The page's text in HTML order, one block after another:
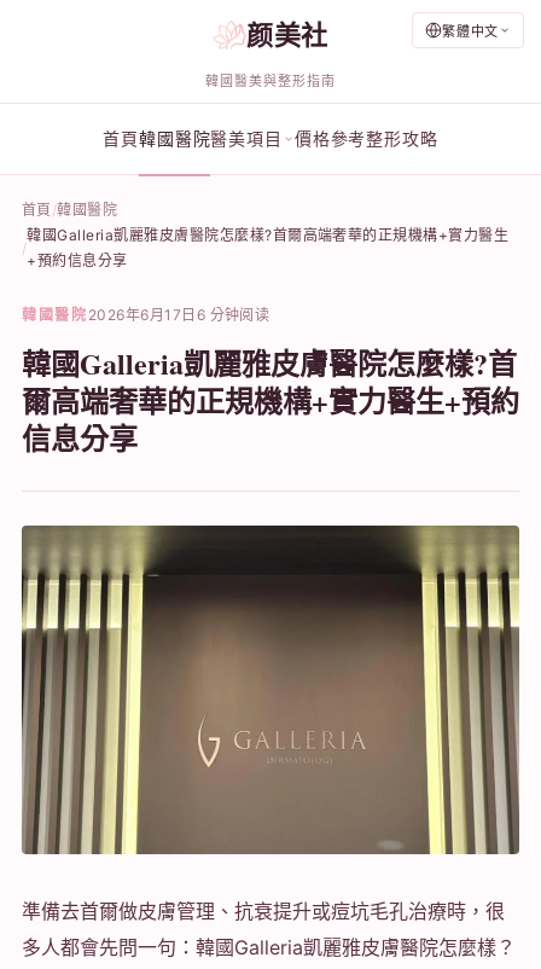
繁體中文
颜美社
韓國醫美與整形指南
首頁韓國醫院醫美項目 價格參考整形攻略
首頁 韓國醫院
韓國Galleria凱麗雅皮膚醫院怎麼樣?首爾高端奢華的正規機構+實力醫生
+預約信息分享
韓國醫院 2026年6月17日 6 分钟阅读
韓國Galleria凱麗雅皮膚醫院怎麼樣?首
爾高端奢華的正規機構+實力醫生+預約
信息分享
準備去首爾做皮膚管理、抗衰提升或痘坑毛孔治療時，很
多人都會先問一句：韓國Galleria凱麗雅皮膚醫院怎麼樣？